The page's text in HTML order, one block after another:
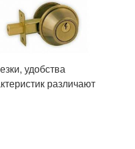
удобства
различают